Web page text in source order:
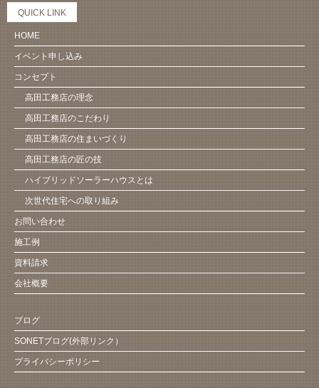
QUICK LINK
HOME
イベント申し込み
コンセプト
高田工務店の理念
高田工務店のこだわり
高田工務店の住まいづくり
高田工務店の匠の技
ハイブリッドソーラーハウスとは
次世代住宅への取り組み
お問い合わせ
施工例
資料請求
会社概要
ブログ
SONETブログ(外部リンク）
プライバシーポリシー